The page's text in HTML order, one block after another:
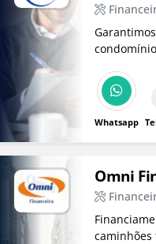
para que
Whatsapp
Omni